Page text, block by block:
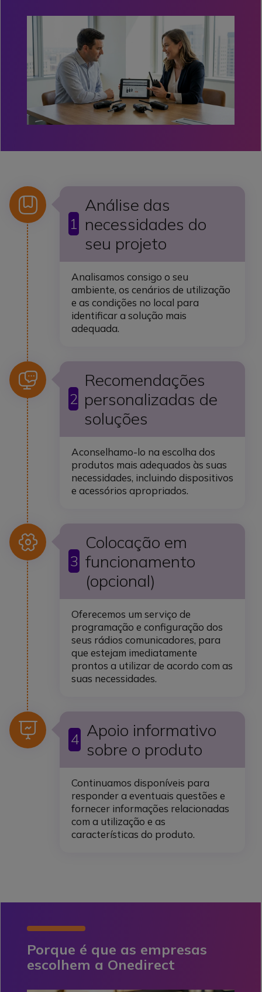
Ícone
1
Análise das
necessidades do
seu projeto
Analisamos consigo o seu
ambiente, os cenários de utilização
e as condições no local para
identificar a solução mais
adequada.
Ícone
2
Recomendações
personalizadas de
soluções
Aconselhamo-lo na escolha dos
produtos mais adequados às suas
necessidades, incluindo dispositivos
e acessórios apropriados.
Ícone
3
Colocação em
funcionamento
(opcional)
Oferecemos um serviço de
programação e configuração dos
seus rádios comunicadores, para
que estejam imediatamente
prontos a utilizar de acordo com as
suas necessidades.
Ícone
4 Apoio informativo
sobre o produto
Continuamos disponíveis para
responder a eventuais questões e
fornecer informações relacionadas
com a utilização e as
características do produto.
Porque é que as empresas
escolhem a Onedirect